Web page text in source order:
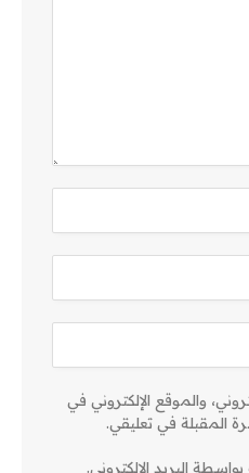
والموقع الإلكتروني في
المقبلة في تعليقي.
البريد الإلكتروني.